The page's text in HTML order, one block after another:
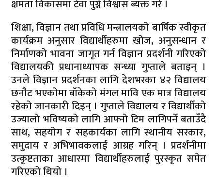
क्षमता विकासमा टेवा पुग्ने विश्वास ब्यक्त गरे ।
शिक्षा, विज्ञान तथा प्रविधि मन्त्रालयको बार्षिक स्वीकृत
कार्यक्रम अनुसार विद्यार्थीहरुमा खोज, अनुसन्धान र
निर्माणको भावना जागृत गर्न विज्ञान प्रदर्शनी गरिएको
विद्यालयकी प्रधानाध्यापक सन्ध्या गुप्ताले बताइन् ।
उनले विज्ञान प्रदर्शनका लागि देशभरका ४२ विद्यालय
छनौट भएकोमा बाँकेको मंगल मावि एक मात्र विद्यालय
रहेको जानकारी दिइन् । गुप्ताले विद्यालय र विद्यार्थीको
उज्यालो भविष्यको लागि आफ्नो टिम लागिपर्ने बताउँदै
साथ, सहयोग र सहकार्यका लागि स्थानीय सरकार,
समुदाय र अभिभावकलाई आग्रह गरिन् । प्रदर्शनीमा
उत्कृष्टताका आधारमा विद्यार्थीहरुलाई पुरस्कृत समेत
गरिएको थियो ।